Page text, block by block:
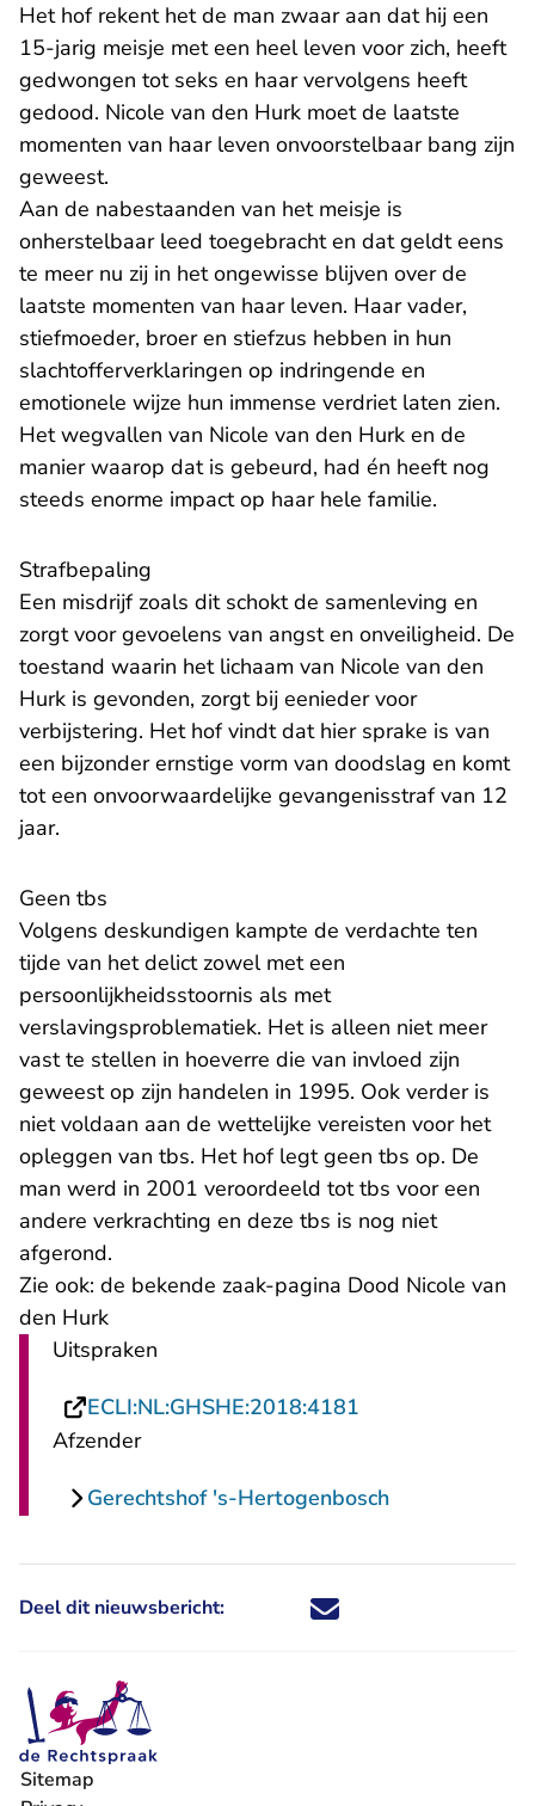
Het hof rekent het de man zwaar aan dat hij een
15-jarig meisje met een heel leven voor zich, heeft
gedwongen tot seks en haar vervolgens heeft
gedood. Nicole van den Hurk moet de laatste
momenten van haar leven onvoorstelbaar bang zijn
geweest.
Aan de nabestaanden van het meisje is
onherstelbaar leed toegebracht en dat geldt eens
te meer nu zij in het ongewisse blijven over de
laatste momenten van haar leven. Haar vader,
stiefmoeder, broer en stiefzus hebben in hun
slachtofferverklaringen op indringende en
emotionele wijze hun immense verdriet laten zien.
Het wegvallen van Nicole van den Hurk en de
manier waarop dat is gebeurd, had én heeft nog
steeds enorme impact op haar hele familie.
Strafbepaling
Een misdrijf zoals dit schokt de samenleving en
zorgt voor gevoelens van angst en onveiligheid. De
toestand waarin het lichaam van Nicole van den
Hurk is gevonden, zorgt bij eenieder voor
verbijstering. Het hof vindt dat hier sprake is van
een bijzonder ernstige vorm van doodslag en komt
tot een onvoorwaardelijke gevangenisstraf van 12
jaar.
Geen tbs
Volgens deskundigen kampte de verdachte ten
tijde van het delict zowel met een
persoonlijkheidsstoornis als met
verslavingsproblematiek. Het is alleen niet meer
vast te stellen in hoeverre die van invloed zijn
geweest op zijn handelen in 1995. Ook verder is
niet voldaan aan de wettelijke vereisten voor het
opleggen van tbs. Het hof legt geen tbs op. De
man werd in 2001 veroordeeld tot tbs voor een
andere verkrachting en deze tbs is nog niet
afgerond.
Zie ook: de bekende zaak-pagina Dood Nicole van
den Hurk
Uitspraken
ECLI:NL:GHSHE:2018:4181
Afzender
Gerechtshof 's-Hertogenbosch
Deel dit nieuwsbericht: Deel dit nieuwsbericht via X -
Deel dit nieuwsbericht via
Deel dit nieuwsbericht
Deel dit
Sitemap